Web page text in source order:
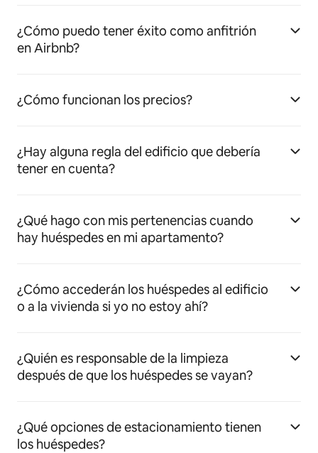
¿Cómo puedo tener éxito como anfitrión
en Airbnb?
¿Cómo funcionan los precios?
¿Hay alguna regla del edificio que debería
tener en cuenta?
¿Qué hago con mis pertenencias cuando
hay huéspedes en mi apartamento?
¿Cómo accederán los huéspedes al edificio
o a la vivienda si yo no estoy ahí?
¿Quién es responsable de la limpieza
después de que los huéspedes se vayan?
¿Qué opciones de estacionamiento tienen
los huéspedes?